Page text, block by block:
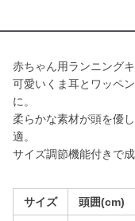
赤ちゃん用ランニング
可愛いくま耳とワッペ
に。
柔らかな素材が頭を優
適。
サイズ調節機能付きで
サイズ 頭囲(cm)